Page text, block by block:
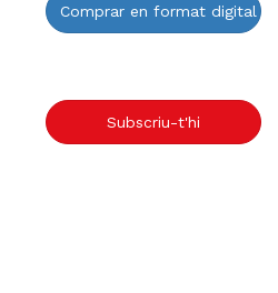
Comprar en format digital
Subscriu-t'hi